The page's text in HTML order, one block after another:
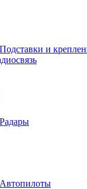
Подставки и
Радары
Автопилоты